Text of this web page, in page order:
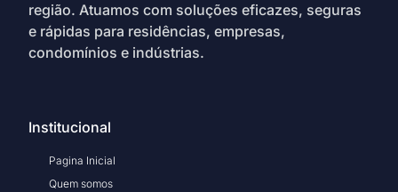
região. Atuamos com soluções eficazes, seguras
e rápidas para residências, empresas,
condomínios e indústrias.
Institucional
Pagina Inicial
Quem somos